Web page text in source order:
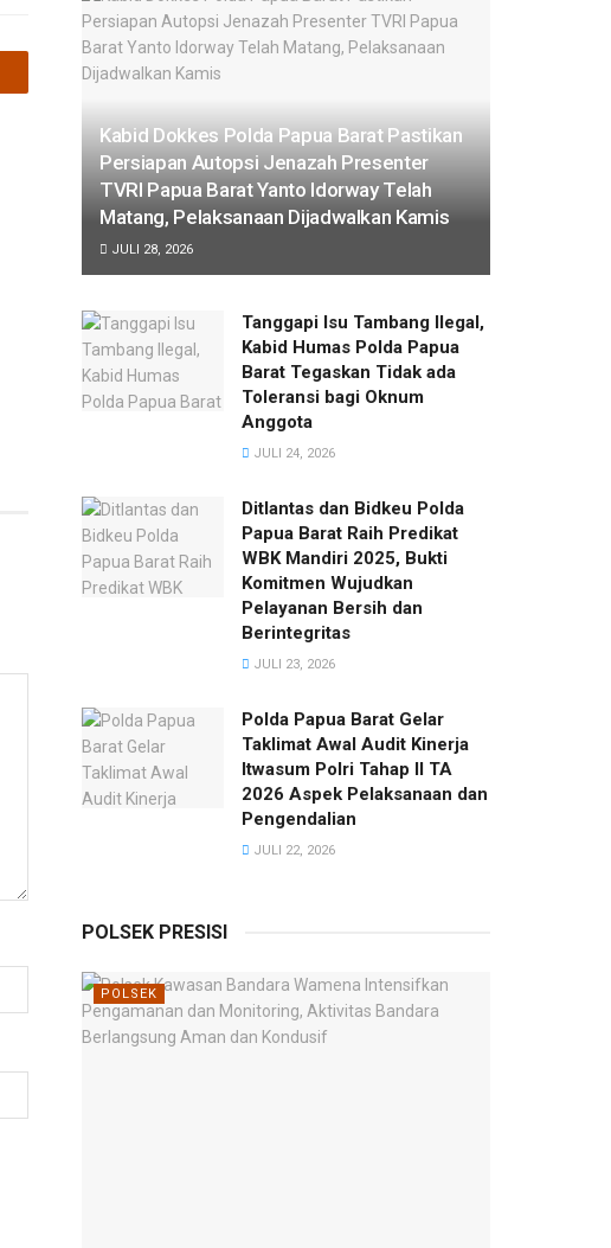
Kabid Dokkes Polda Papua Barat Pastikan
Persiapan Autopsi Jenazah Presenter
TVRI Papua Barat Yanto Idorway Telah
Matang, Pelaksanaan Dijadwalkan Kamis
JULI 28, 2026
Tanggapi Isu Tambang Ilegal,
Kabid Humas Polda Papua
Barat Tegaskan Tidak ada
Toleransi bagi Oknum
Anggota
JULI 24, 2026
Ditlantas dan Bidkeu Polda
Papua Barat Raih Predikat
WBK Mandiri 2025, Bukti
Komitmen Wujudkan
Pelayanan Bersih dan
Berintegritas
JULI 23, 2026
Polda Papua Barat Gelar
Taklimat Awal Audit Kinerja
Itwasum Polri Tahap II TA
2026 Aspek Pelaksanaan dan
Pengendalian
JULI 22, 2026
POLSEK PRESISI
POLSEK